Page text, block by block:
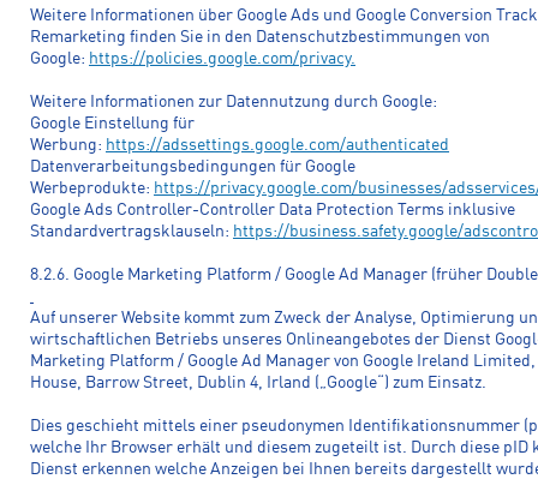
Weitere Informationen über Google Ads und Google Conversion
Remarketing finden Sie in den Datenschutzbestimmungen von
Google: https://policies.google.com/privacy.
Weitere Informationen zur Datennutzung durch Google:
Google Einstellung für
Werbung: https://adssettings.google.com/authenticated
Datenverarbeitungsbedingungen für Google
Werbeprodukte: https://privacy.google.com/businesses/
Google Ads Controller-Controller Data Protection Terms inklusive
Standardvertragsklauseln: https://business.safety.google/
8.2.6. Google Marketing Platform / Google Ad Manager (früher
Auf unserer Website kommt zum Zweck der Analyse, Optimierung
wirtschaftlichen Betriebs unseres Onlineangebotes der Dienst
Marketing Platform / Google Ad Manager von Google Ireland Limited,
House, Barrow Street, Dublin 4, Irland („Google“) zum Einsatz.
Dies geschieht mittels einer pseudonymen Identifikationsnummer
welche Ihr Browser erhält und diesem zugeteilt ist. Durch diese pID
Dienst erkennen welche Anzeigen bei Ihnen bereits dargestellt